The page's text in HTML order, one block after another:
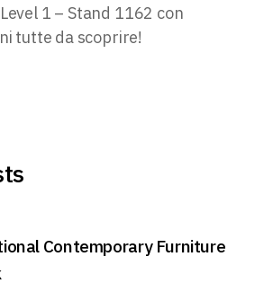
1 – Stand 1162 con
tutte da scoprire!
Contemporary Furniture